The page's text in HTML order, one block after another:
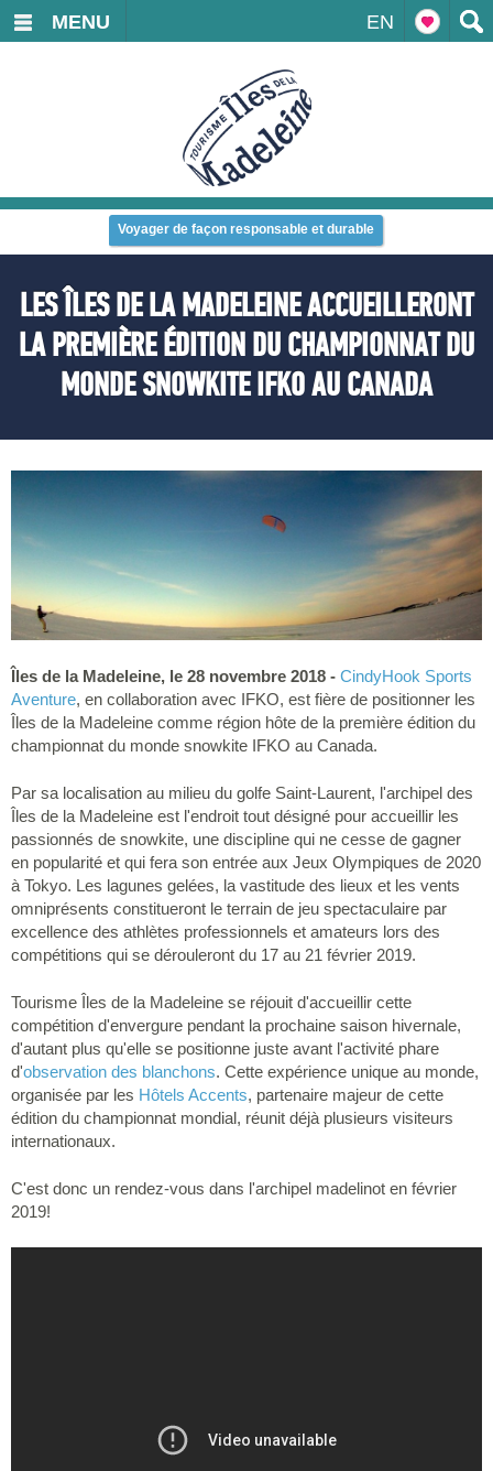
EN
MENU
Voyager de façon responsable et durable
LES ÎLES DE LA MADELEINE ACCUEILLERONT
LA PREMIÈRE ÉDITION DU CHAMPIONNAT DU
MONDE SNOWKITE IFKO AU CANADA
Îles de la Madeleine, le 28 novembre 2018 - CindyHook Sports
Aventure, en collaboration avec IFKO, est fière de positionner les
Îles de la Madeleine comme région hôte de la première édition du
championnat du monde snowkite IFKO au Canada.
Par sa localisation au milieu du golfe Saint-Laurent, l'archipel des
Îles de la Madeleine est l'endroit tout désigné pour accueillir les
passionnés de snowkite, une discipline qui ne cesse de gagner
en popularité et qui fera son entrée aux Jeux Olympiques de 2020
à Tokyo. Les lagunes gelées, la vastitude des lieux et les vents
omniprésents constitueront le terrain de jeu spectaculaire par
excellence des athlètes professionnels et amateurs lors des
compétitions qui se dérouleront du 17 au 21 février 2019.
Tourisme Îles de la Madeleine se réjouit d'accueillir cette
compétition d'envergure pendant la prochaine saison hivernale,
d'autant plus qu'elle se positionne juste avant l'activité phare
d'observation des blanchons. Cette expérience unique au monde,
organisée par les Hôtels Accents, partenaire majeur de cette
édition du championnat mondial, réunit déjà plusieurs visiteurs
internationaux.
C'est donc un rendez-vous dans l'archipel madelinot en février
2019!